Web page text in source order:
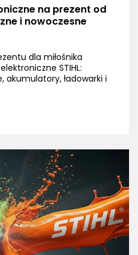
na prezent od
i nowoczesne
dla miłośnika
STIHL:
akumulatory, ładowarki i